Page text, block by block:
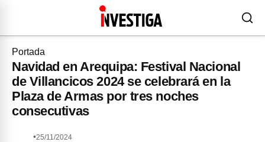
Portada
Navidad en Arequipa: Festival Nacional
de Villancicos 2024 se celebrará en la
Plaza de Armas por tres noches
consecutivas
•25/11/2024